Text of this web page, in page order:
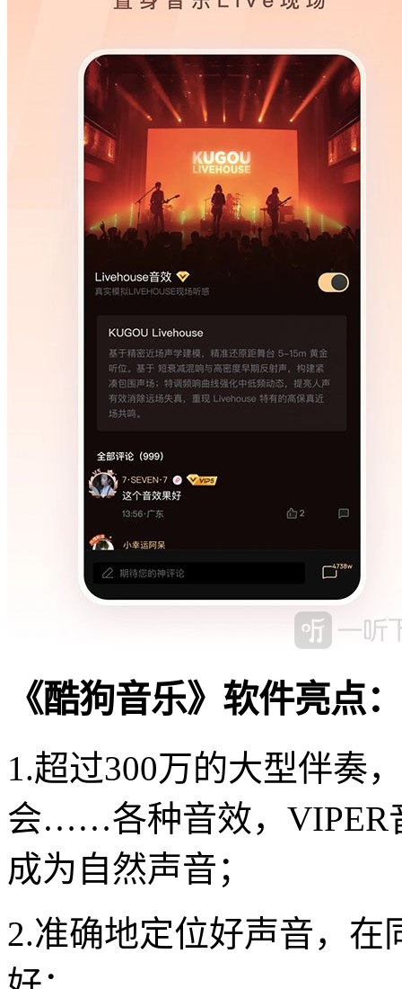
《酷狗音乐》软件亮点：
1.超过300万的大型伴奏
会……各种音效，VIPER
成为自然声音；
2.准确地定位好声音，在